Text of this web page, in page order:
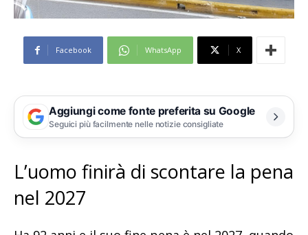
Facebook WhatsApp X
Aggiungi come fonte preferita su Google
Seguici più facilmente nelle notizie consigliate
L’uomo finirà di scontare la pena
nel 2027